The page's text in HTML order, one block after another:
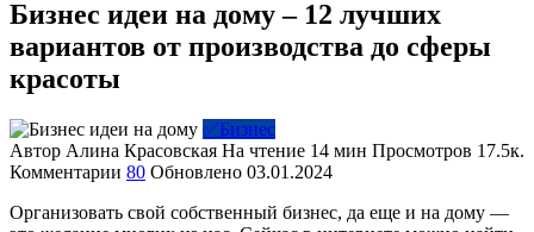
Бизнес идеи на дому – 12 лучших
вариантов от производства до сферы
красоты
✅Бизнес
Автор Алина Красовская На чтение 14 мин Просмотров 17.5к.
Комментарии 80 Обновлено 03.01.2024
Организовать свой собственный бизнес, да еще и на дому —